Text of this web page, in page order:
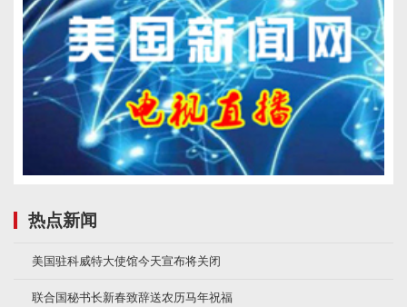
热点新闻
美国驻科威特大使馆今天宣布将关闭
联合国秘书长新春致辞送农历马年祝福